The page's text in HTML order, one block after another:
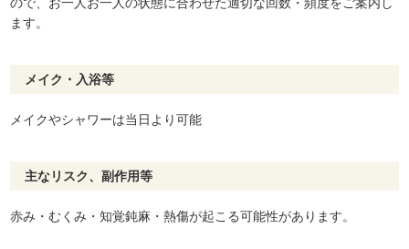
ます。
メイク・入浴等
メイクやシャワーは当日より可能
主なリスク、副作用等
赤み・むくみ・知覚鈍麻・熱傷が起こる可能性があります。